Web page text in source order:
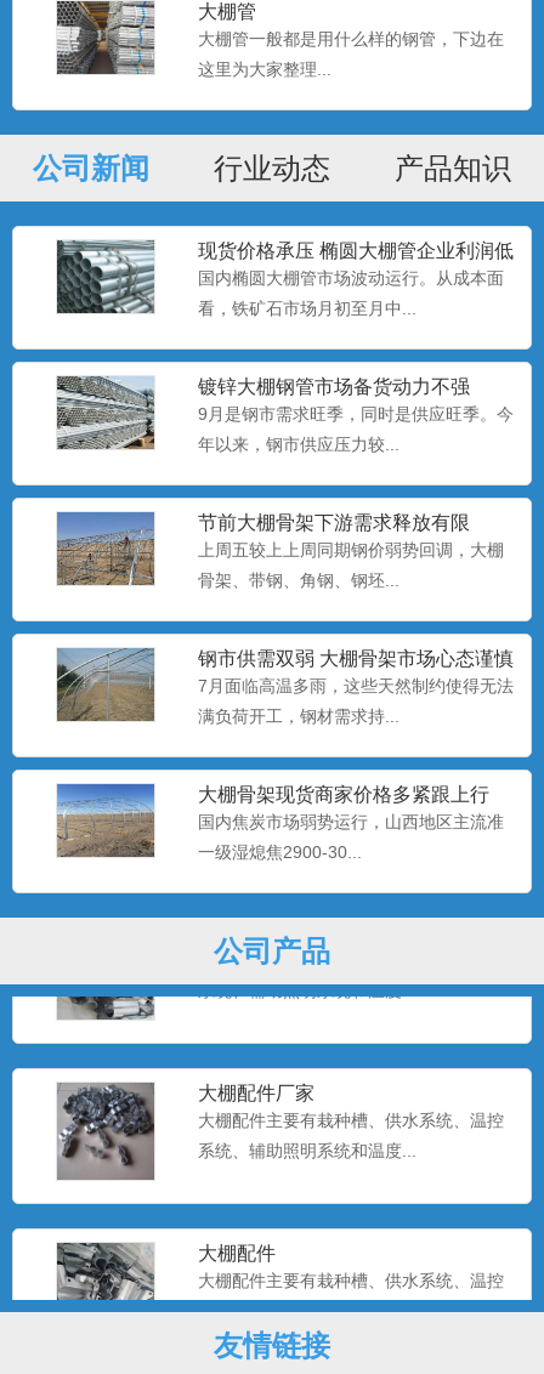
大棚管
大棚管一般都是用什么样的钢管，下边在
这里为大家整理...
公司新闻 行业动态 产品知识
现货价格承压 椭圆大棚管企业利润低
位
国内椭圆大棚管市场波动运行。从成本面
看，铁矿石市场月初至月中...
镀锌大棚钢管​市场备货动力不强
9月是钢市需求旺季，同时是供应旺季。今
年以来，钢市供应压力较...
节前大棚骨架下游需求释放有限
上周五较上上周同期钢价弱势回调，大棚
骨架、​带钢、角钢、钢坯...
钢市供需双弱 大棚骨架市场心态谨慎
偏悲观
7月面临高温多雨，这些天然制约使得无法
满负荷开工，钢材需求持...
大棚骨架​现货商家价格多紧跟上行
国内焦炭市场弱势运行，山西地区主流准
一级湿熄焦2900-30...
公司产品
科学的种植方式。...
科学的种植方式。...
养殖大棚安装
养殖大棚也称暖棚养殖，是指在寒冷的季
养殖大棚厂家
节给开放式或半开放式畜禽...
养殖大棚也称暖棚养殖，是指在寒冷的季
节给开放式或半开放式畜禽...
大棚配件厂
大棚配件主要有栽种槽、供水系统、温控
系统、辅助照明系统和温度...
温室大棚配件
大棚配件主要有栽种槽、供水系统、温控
系统、辅助照明系统和温度...
大棚配件厂家
大棚配件主要有栽种槽、供水系统、温控
系统、辅助照明系统和温度...
大棚配件
大棚配件主要有栽种槽、供水系统、温控
系统、辅助照明系统和温度...
友情链接